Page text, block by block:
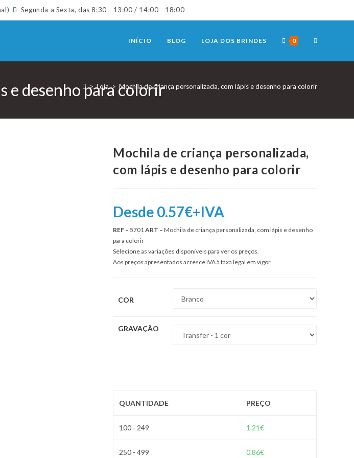
Segunda a Sexta, das 8:30 - 13:00 / 14:00 - 18:00
INÍCIO BLOG LOJA DOS BRINDES 0 TOGGLE
e desenho para colorir
> Loja > Mochila de criança personalizada, com lápis e desenho para colorir
Mochila de criança personalizada,
com lápis e desenho para colorir
Desde 0.57€+IVA
REF – 5701ART –Mochila de criança personalizada, com lápis e desenho
para colorir
Selecione as variações disponíveis para ver os preços.
Aos preços apresentados acresce IVA à taxa legal em vigor.
COR
GRAVAÇÃO
QUANTIDADE PREÇO
100 - 249 1.21€
250 - 499 0.86€